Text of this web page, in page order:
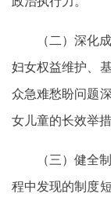
（二）深化
妇女权益维护、
众急难愁盼问题
女儿童的长效举
（三）健全
程中发现的制度